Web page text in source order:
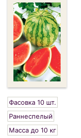
Фасовка 10 шт.
Раннеспелый
Масса до 10 кг